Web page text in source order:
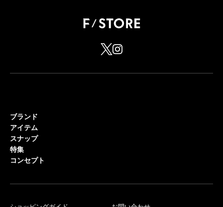
ブランド
アイテム
スナップ
特集
コンセプト